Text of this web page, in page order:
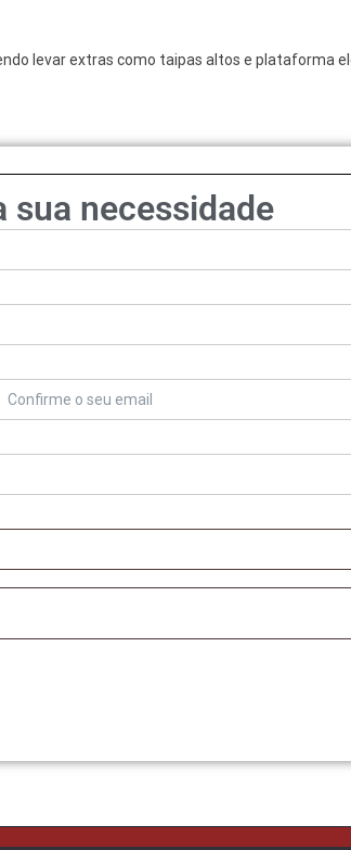
levar extras como taipas altos e plataforma
sua necessidade